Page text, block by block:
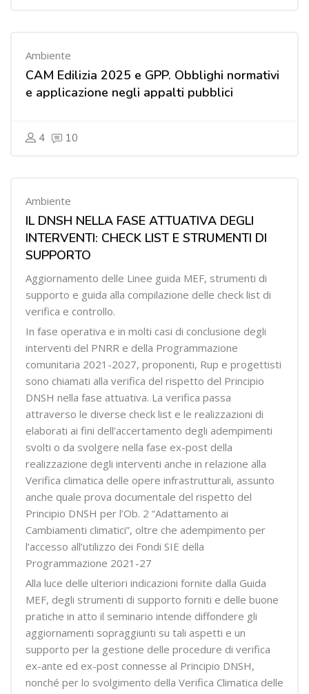
Ambiente
CAM Edilizia 2025 e GPP. Obblighi normativi
e applicazione negli appalti pubblici
4 10
Ambiente
IL DNSH NELLA FASE ATTUATIVA DEGLI
INTERVENTI: CHECK LIST E STRUMENTI DI
SUPPORTO
Aggiornamento delle Linee guida MEF, strumenti di
supporto e guida alla compilazione delle check list di
verifica e controllo.
In fase operativa e in molti casi di conclusione degli
interventi del PNRR e della Programmazione
comunitaria 2021-2027, proponenti, Rup e progettisti
sono chiamati alla verifica del rispetto del Principio
DNSH nella fase attuativa. La verifica passa
attraverso le diverse check list e le realizzazioni di
elaborati ai fini dell’accertamento degli adempimenti
svolti o da svolgere nella fase ex-post della
realizzazione degli interventi anche in relazione alla
Verifica climatica delle opere infrastrutturali, assunto
anche quale prova documentale del rispetto del
Principio DNSH per l’Ob. 2 “Adattamento ai
Cambiamenti climatici”, oltre che adempimento per
l’accesso all’utilizzo dei Fondi SIE della
Programmazione 2021-27
Alla luce delle ulteriori indicazioni fornite dalla Guida
MEF, degli strumenti di supporto forniti e delle buone
pratiche in atto il seminario intende diffondere gli
aggiornamenti sopraggiunti su tali aspetti e un
supporto per la gestione delle procedure di verifica
ex-ante ed ex-post connesse al Principio DNSH,
nonché per lo svolgimento della Verifica Climatica delle